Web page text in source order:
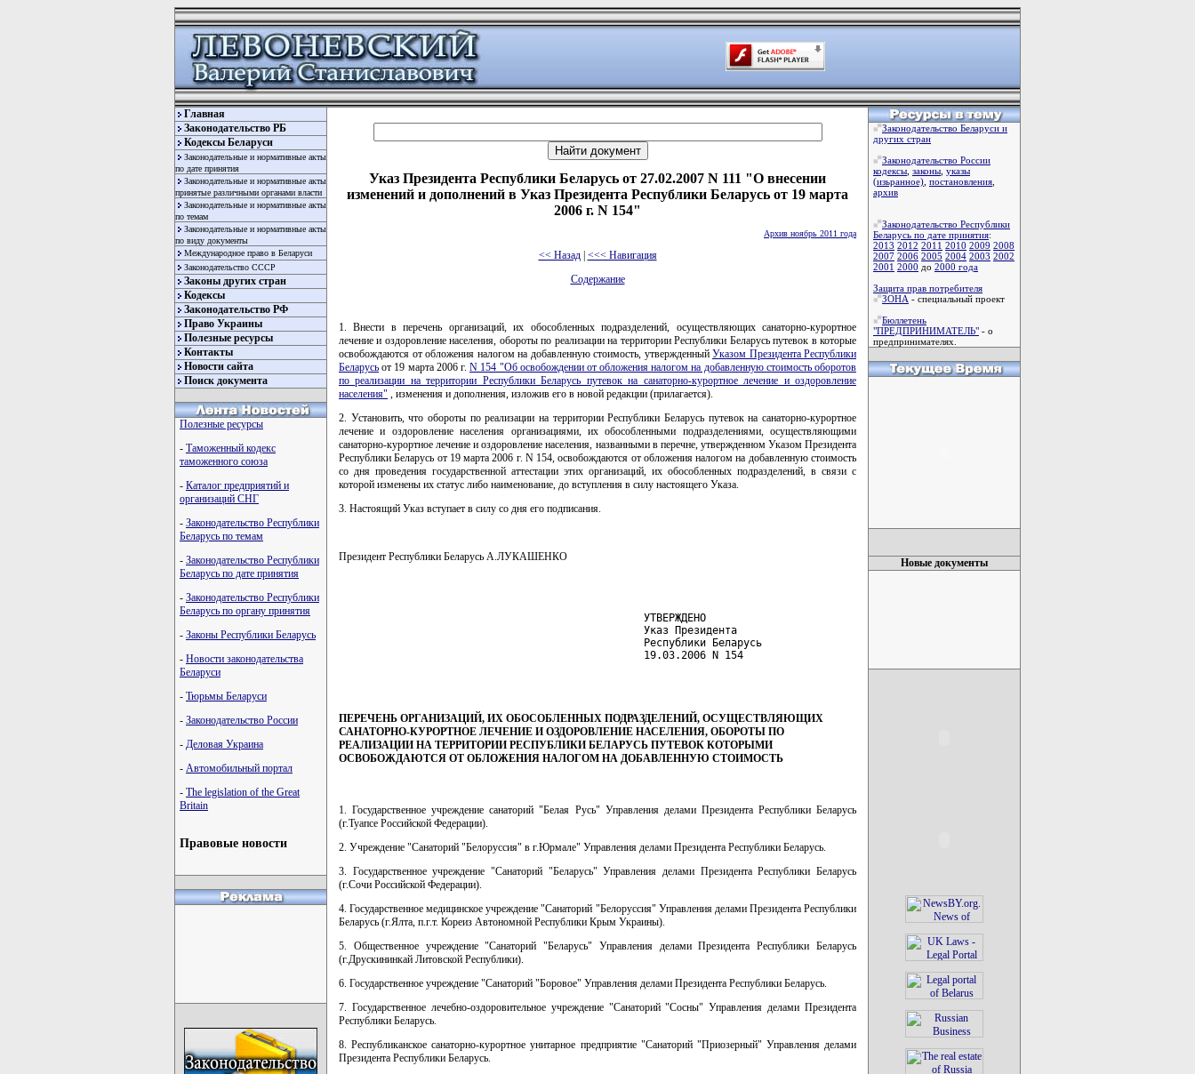
Главная
Законодательство РБ
Кодексы Беларуси
Законодательные и нормативные акты
по дате принятия
Законодательные и нормативные акты
принятые различными органами власти
Законодательные и нормативные акты
по темам
Законодательные и нормативные акты
по виду документы
Международное право в Беларуси
Законодательство СССР
Законы других стран
Кодексы
Законодательство РФ
Право Украины
Полезные ресурсы
Контакты
Новости сайта
Поиск документа
Полезные ресурсы
- Таможенный кодекс
таможенного союза
- Каталог предприятий и
организаций СНГ
- Законодательство Республики
Беларусь по темам
- Законодательство Республики
Беларусь по дате принятия
- Законодательство Республики
Беларусь по органу принятия
- Законы Республики Беларусь
- Новости законодательства
Беларуси
- Тюрьмы Беларуси
- Законодательство России
- Деловая Украина
- Автомобильный портал
- The legislation of the Great
Britain
Правовые новости
Указ Президента Республики Беларусь от 27.02.2007 N 111 "О внесении
изменений и дополнений в Указ Президента Республики Беларусь от 19 марта
2006 г. N 154"
Архив ноябрь 2011 года
<< Назад| <<< Навигация
Содержание
1. Внести в перечень организаций, их обособленных подразделений, осуществляющих санаторно-курортное
лечение и оздоровление населения, обороты по реализации на территории Республики Беларусь путевок в которые
освобождаются от обложения налогом на добавленную стоимость, утвержденный Указом Президента Республики
Беларусь от 19 марта 2006 г.N 154 "Об освобождении от обложения налогом на добавленную стоимость оборотов
по реализации на территории Республики Беларусь путевок на санаторно-курортное лечение и оздоровление
населения" , изменения и дополнения, изложив его в новой редакции (прилагается).
2. Установить, что обороты по реализации на территории Республики Беларусь путевок на санаторно-курортное
лечение и оздоровление населения организациями, их обособленными подразделениями, осуществляющими
санаторно-курортное лечение и оздоровление населения, названными в перечне, утвержденном Указом Президента
Республики Беларусь от 19 марта 2006 г. N 154, освобождаются от обложения налогом на добавленную стоимость
со дня проведения государственной аттестации этих организаций, их обособленных подразделений, в связи с
которой изменены их статус либо наименование, до вступления в силу настоящего Указа.
3. Настоящий Указ вступает в силу со дня его подписания.
Президент Республики Беларусь А.ЛУКАШЕНКО
                                                 УТВЕРЖДЕНО
                                                 Указ Президента
                                                 Республики Беларусь
                                                 19.03.2006 N 154
ПЕРЕЧЕНЬ ОРГАНИЗАЦИЙ, ИХ ОБОСОБЛЕННЫХ ПОДРАЗДЕЛЕНИЙ, ОСУЩЕСТВЛЯЮЩИХ
САНАТОРНО-КУРОРТНОЕ ЛЕЧЕНИЕ И ОЗДОРОВЛЕНИЕ НАСЕЛЕНИЯ, ОБОРОТЫ ПО
РЕАЛИЗАЦИИ НА ТЕРРИТОРИИ РЕСПУБЛИКИ БЕЛАРУСЬ ПУТЕВОК КОТОРЫМИ
ОСВОБОЖДАЮТСЯ ОТ ОБЛОЖЕНИЯ НАЛОГОМ НА ДОБАВЛЕННУЮ СТОИМОСТЬ
1. Государственное учреждение санаторий "Белая Русь" Управления делами Президента Республики Беларусь
(г.Туапсе Российской Федерации).
2. Учреждение "Санаторий "Белоруссия" в г.Юрмале" Управления делами Президента Республики Беларусь.
3. Государственное учреждение "Санаторий "Беларусь" Управления делами Президента Республики Беларусь
(г.Сочи Российской Федерации).
4. Государственное медицинское учреждение "Санаторий "Белоруссия" Управления делами Президента Республики
Беларусь (г.Ялта, п.г.т. Кореиз Автономной Республики Крым Украины).
5. Общественное учреждение "Санаторий "Беларусь" Управления делами Президента Республики Беларусь
(г.Друскининкай Литовской Республики).
6. Государственное учреждение "Санаторий "Боровое" Управления делами Президента Республики Беларусь.
7. Государственное лечебно-оздоровительное учреждение "Санаторий "Сосны" Управления делами Президента
Республики Беларусь.
8. Республиканское санаторно-курортное унитарное предприятие "Санаторий "Приозерный" Управления делами
Президента Республики Беларусь.
Законодательство Беларуси и
других стран
Законодательство России
кодексы законы указы
(изьранное) постановления
архив
Законодательство Республики
Беларусь по дате принятия:
2013 2012 2011 2010 2009 2008
2007 2006 2005 2004 2003 2002
2001 2000 до 2000 года
Защита прав потребителя
ЗОНА - специальный проект
Бюллетень
"ПРЕДПРИНИМАТЕЛЬ" - о
предпринимателях.
Новые документы